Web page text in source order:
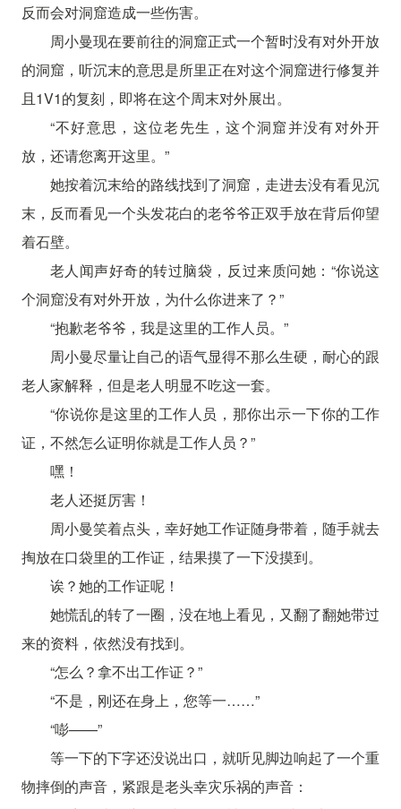
反而会对洞窟造成一些伤害。
周小曼现在要前往的洞窟正式一个暂时没有对外开放
的洞窟，听沉末的意思是所里正在对这个洞窟进行修复并
且1V1的复刻，即将在这个周末对外展出。
“不好意思，这位老先生，这个洞窟并没有对外开
放，还请您离开这里。”
她按着沉末给的路线找到了洞窟，走进去没有看见沉
末，反而看见一个头发花白的老爷爷正双手放在背后仰望
着石壁。
老人闻声好奇的转过脑袋，反过来质问她：“你说这
个洞窟没有对外开放，为什么你进来了？”
“抱歉老爷爷，我是这里的工作人员。”
周小曼尽量让自己的语气显得不那么生硬，耐心的跟
老人家解释，但是老人明显不吃这一套。
“你说你是这里的工作人员，那你出示一下你的工作
证，不然怎么证明你就是工作人员？”
嘿！
老人还挺厉害！
周小曼笑着点头，幸好她工作证随身带着，随手就去
掏放在口袋里的工作证，结果摸了一下没摸到。
诶？她的工作证呢！
她慌乱的转了一圈，没在地上看见，又翻了翻她带过
来的资料，依然没有找到。
“怎么？拿不出工作证？”
“不是，刚还在身上，您等一……”
“嘭——”
等一下的下字还没说出口，就听见脚边响起了一个重
物摔倒的声音，紧跟是老头幸灾乐祸的声音：